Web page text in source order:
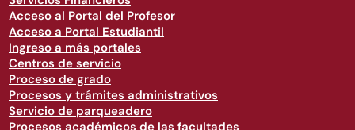
Acceso al Portal del Profesor
Acceso a Portal Estudiantil
Ingreso a más portales
Centros de servicio
Proceso de grado
Procesos y trámites administrativos
Servicio de parqueadero
Procesos académicos de las facultades